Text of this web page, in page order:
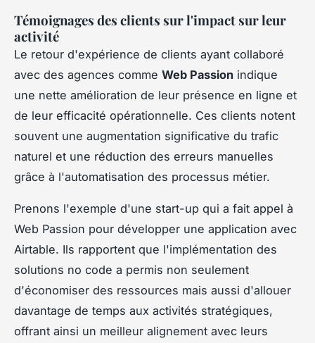
Témoignages des clients sur l'impact sur leur
activité
Le retour d'expérience de clients ayant collaboré
avec des agences comme Web Passion indique
une nette amélioration de leur présence en ligne et
de leur efficacité opérationnelle. Ces clients notent
souvent une augmentation significative du trafic
naturel et une réduction des erreurs manuelles
grâce à l'automatisation des processus métier.
Prenons l'exemple d'une start-up qui a fait appel à
Web Passion pour développer une application avec
Airtable. Ils rapportent que l'implémentation des
solutions no code a permis non seulement
d'économiser des ressources mais aussi d'allouer
davantage de temps aux activités stratégiques,
offrant ainsi un meilleur alignement avec leurs